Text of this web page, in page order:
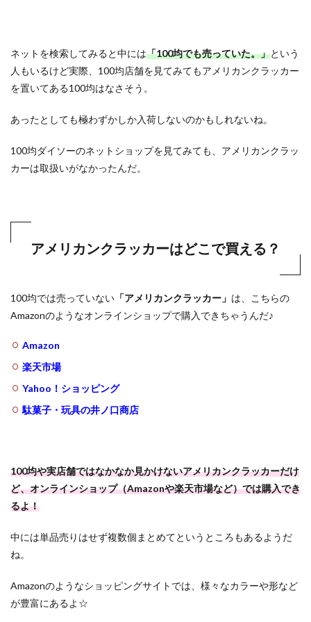
ネットを検索してみると中には「100均でも売っていた。」という
人もいるけど実際、100均店舗を見てみてもアメリカンクラッカー
を置いてある100均はなさそう。
あったとしても極わずかしか入荷しないのかもしれないね。
100均ダイソーのネットショップを見てみても、アメリカンクラッ
カーは取扱いがなかったんだ。
アメリカンクラッカーはどこで買える？
100均では売っていない 「アメリカンクラッカー」 は、こちらの
Amazonのようなオンラインショップで購入できちゃうんだ♪
Amazon
楽天市場
Yahoo！ショッピング
駄菓子・玩具の井ノ口商店
100均や実店舗ではなかなか見かけないアメリカンクラッカーだけ
ど、オンラインショップ（Amazonや楽天市場など）では購入でき
るよ！
中には単品売りはせず複数個まとめてというところもあるようだ
ね。
Amazonのようなショッピングサイトでは、様々なカラーや形など
が豊富にあるよ☆